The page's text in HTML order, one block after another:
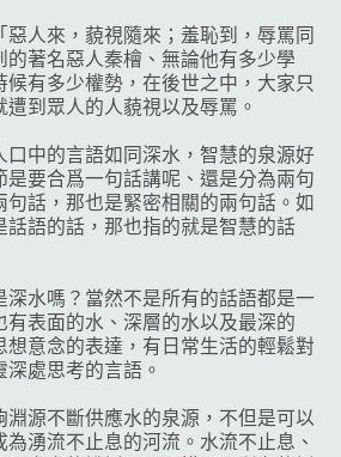
人來，藐視隨來；羞恥到，辱罵同
的著名惡人秦檜、無論他有多少學
候有多少權勢，在後世之中，大家只
到眾人的人藐視以及辱罵。
口中的言語如同深水，智慧的泉源好
是要合爲一句話講呢、還是分為兩句
話，那也是緊密相關的兩句話。如
話語的話，那也指的就是智慧的話
深水嗎？當然不是所有的話語都是一
有表面的水、深層的水以及最深的
想意念的表達，有日常生活的輕鬆對
處思考的言語。
淵源不斷供應水的泉源，不但是可以
湧流不止息的河流。水流不止息、